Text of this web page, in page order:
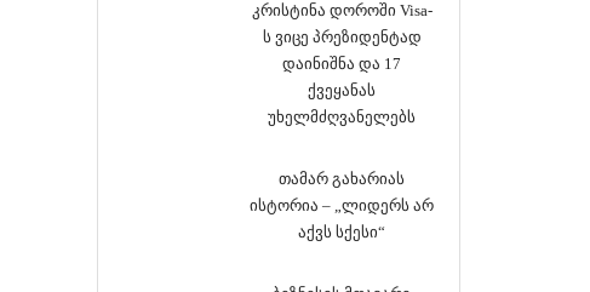
კრისტინა დოროში Visa-
ს ვიცე პრეზიდენტად
დაინიშნა და 17
ქვეყანას
უხელმძღვანელებს
თამარ გახარიას
ისტორია – „ლიდერს არ
აქვს სქესი“